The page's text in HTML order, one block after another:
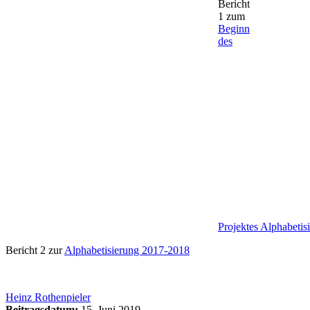
Bericht
1 zum
Beginn
des
Projektes
Bericht 2 zurAlphabetisierung 2017-2018
Heinz Rothenpieler